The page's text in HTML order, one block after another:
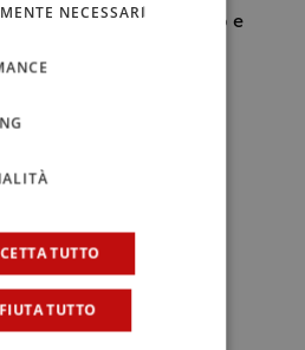
l'acqua + 1 (succo e
tritato fresco
NECESSARI
TUTTO
TUTTO